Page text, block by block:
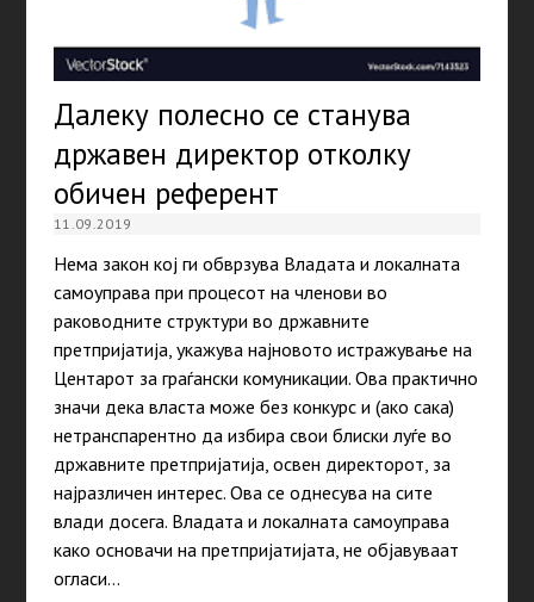
Далеку полесно се станува
државен директор отколку
обичен референт
11.09.2019
Нема закон кој ги обврзува Владата и локалната
самоуправа при процесот на членови во
раководните структури во државните
претпријатија, укажува најновото истражување на
Центарот за граѓански комуникации. Ова практично
значи дека власта може без конкурс и (ако сака)
нетранспарентно да избира свои блиски луѓе во
државните претпријатија, освен директорот, за
најразличен интерес. Ова се однесува на сите
влади досега. Владата и локалната самоуправа
како основачи на претпријатијата, не објавуваат
огласи…